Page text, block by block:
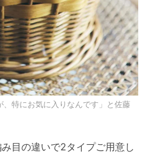
特にお気に入りなんです」と佐藤
目の違いで2タイプご用意し